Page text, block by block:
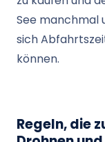
See manchmal
sich
können.
Regeln, die